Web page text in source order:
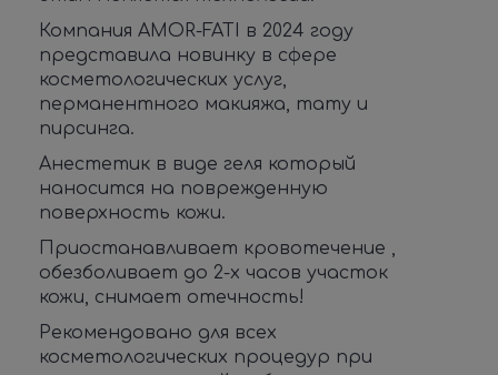
Компания AMOR-FATI в 2024 году
представила новинку в сфере
косметологических услуг,
перманентного макияжа, тату и
пирсинга.
Анестетик в виде геля который
наносится на поврежденную
поверхность кожи.
Приостанавливает кровотечение ,
обезболивает до 2-х часов участок
кожи, снимает отечность!
Рекомендовано для всех
косметологических процедур при